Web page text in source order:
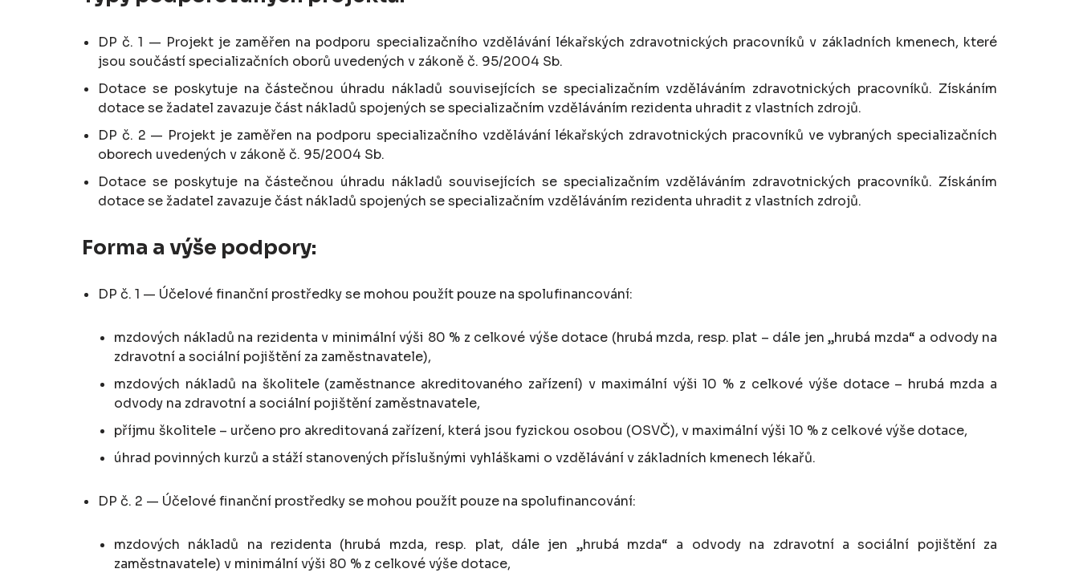
DP č. 1 — Projekt je zaměřen na podporu specializačního vzdělávání lékařských zdravotnických pracovníků v základních kmenech, které
jsou součástí specializačních oborů uvedených v zákoně č. 95/2004 Sb.
Dotace se poskytuje na částečnou úhradu nákladů souvisejících se specializačním vzděláváním zdravotnických pracovníků. Získáním
dotace se žadatel zavazuje část nákladů spojených se specializačním vzděláváním rezidenta uhradit z vlastních zdrojů.
DP č. 2 — Projekt je zaměřen na podporu specializačního vzdělávání lékařských zdravotnických pracovníků ve vybraných specializačních
oborech uvedených v zákoně č. 95/2004 Sb.
Dotace se poskytuje na částečnou úhradu nákladů souvisejících se specializačním vzděláváním zdravotnických pracovníků. Získáním
dotace se žadatel zavazuje část nákladů spojených se specializačním vzděláváním rezidenta uhradit z vlastních zdrojů.
Forma a výše podpory:
DP č. 1 — Účelové finanční prostředky se mohou použít pouze na spolufinancování:
mzdových nákladů na rezidenta v minimální výši 80 % z celkové výše dotace (hrubá mzda, resp. plat – dále jen „hrubá mzda“ a odvody na
zdravotní a sociální pojištění za zaměstnavatele),
mzdových nákladů na školitele (zaměstnance akreditovaného zařízení) v maximální výši 10 % z celkové výše dotace – hrubá mzda a
odvody na zdravotní a sociální pojištění zaměstnavatele,
příjmu školitele – určeno pro akreditovaná zařízení, která jsou fyzickou osobou (OSVČ), v maximální výši 10 % z celkové výše dotace,
úhrad povinných kurzů a stáží stanovených příslušnými vyhláškami o vzdělávání v základních kmenech lékařů.
DP č. 2 — Účelové finanční prostředky se mohou použít pouze na spolufinancování:
mzdových nákladů na rezidenta (hrubá mzda, resp. plat, dále jen „hrubá mzda“ a odvody na zdravotní a sociální pojištění za
zaměstnavatele) v minimální výši 80 % z celkové výše dotace,